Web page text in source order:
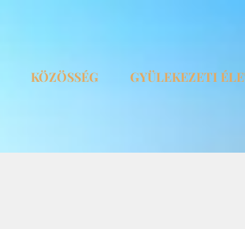
KÖZÖSSÉG GYÜLEKEZETI